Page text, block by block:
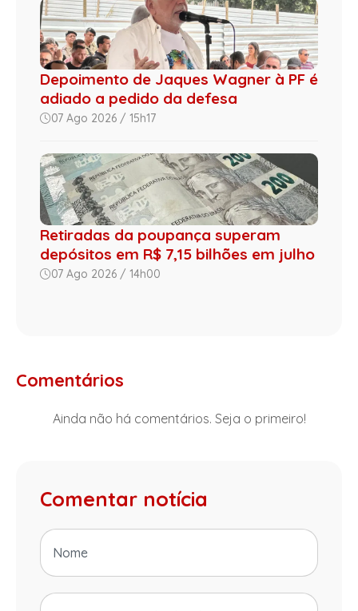
Depoimento de Jaques Wagner à PF é
adiado a pedido da defesa
07 Ago 2026 / 15h17
Retiradas da poupança superam
depósitos em R$ 7,15 bilhões em julho
07 Ago 2026 / 14h00
Comentários
Ainda não há comentários. Seja o primeiro!
Comentar notícia